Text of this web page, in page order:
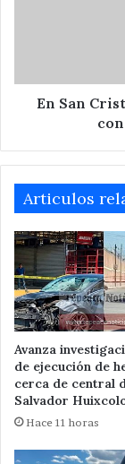
de
En San
Articulos
Avanza
de ejecución de
cerca de central
Salvador
Hace 11 horas